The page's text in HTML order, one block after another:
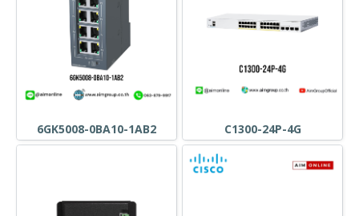
6GK5008-0BA10-1AB2 C1300-24P-4G